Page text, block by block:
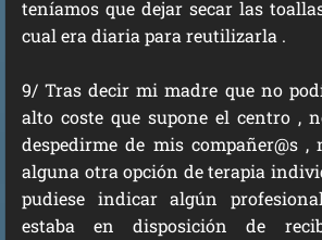
teníamos que dejar secar las
cual era diaria para reutilizarla .
9/ Tras decir mi madre que no
alto coste que supone el centro ,
despedirme de mis compañer@s ,
alguna otra opción de terapia
pudiese indicar algún
estaba en disposición de